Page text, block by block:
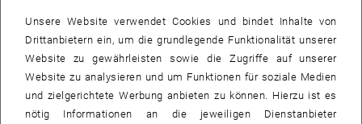
dadurch kann das Virus überhaupt infektiös sein. Im Inneren der
Hülle verbirgt sich die Erbinformation.
„Seife greift den Lipidanteil der Hülle an“, sagt Prof. Astrid Mach-
Aigner vom Institut für Verfahrenstechnik, Umwelttechnik und
Technische Biowissenschaften der TU Wien. Ähnlich wie man beim
Geschirrspülen Fett mit Spülmittel lösen kann, wird die Hülle des
Unsere Website verwendet Cookies und bindet Inhalte von
Drittanbietern ein, um die grundlegende Funktionalität unserer
Website zu gewährleisten sowie die Zugriffe auf unserer
Website zu analysieren und um Funktionen für soziale Medien
und zielgerichtete Werbung anbieten zu können. Hierzu ist es
nötig Informationen an die jeweiligen Dienstanbieter